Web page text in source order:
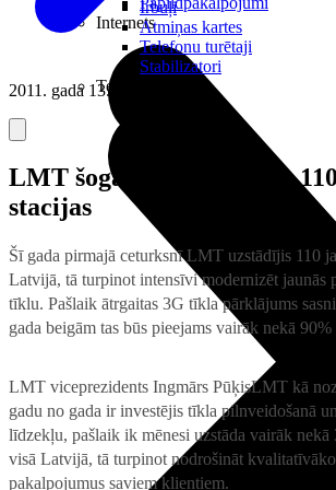
Internets
Irbuļi
Atmiņas kartes
Telefonu turētaji
Stabilizatori
Televizori
2011. gada 13. aprīlis
LMT šogad jau uzstādījis
stacijas
Šī gada pirmajā ceturksnī LMT uzstādījis 110
Latvijā, tā turpinot intensīvi modernizēt jaunās
tīklu. Pašlaik ātrgaitas 3G tīkla pārklājums
gada beigām tas būs pieejams vairāk nekā
LMT viceprezidents Ingmārs PūķisLMT kā
gadu no gada ir investējis tīkla pilnveidošanā
līdzekļu, pašlaik ik mēnesi uzstāda vairāk nekā
visā Latvijā, tā turpinot nodrošināt
pakalpojumus saviem klientiem.